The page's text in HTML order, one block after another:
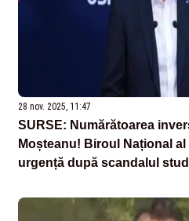
28 nov. 2025, 11:47
SURSE: Numărătoarea
Moșteanu! Biroul Național
urgență după scandalul